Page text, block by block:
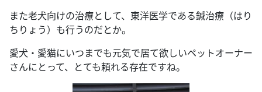
また老犬向けの治療として、東洋医学である鍼治療（はり
ちりょう）も行うのだとか。
愛犬・愛猫にいつまでも元気で居て欲しいペットオーナー
さんにとって、とても頼れる存在ですね。